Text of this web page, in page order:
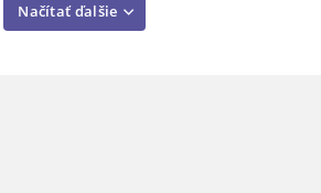
Načítať ďalšie